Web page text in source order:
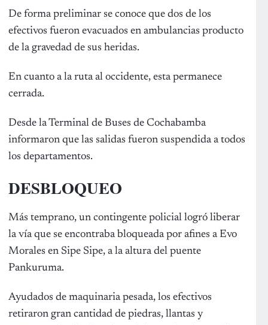
De forma preliminar se conoce que dos de los
efectivos fueron evacuados en ambulancias producto
de la gravedad de sus heridas.
En cuanto a la ruta al occidente, esta permanece
cerrada.
Desde la Terminal de Buses de Cochabamba
informaron que las salidas fueron suspendida a todos
los departamentos.
DESBLOQUEO
Más temprano, un contingente policial logró liberar
la vía que se encontraba bloqueada por afines a Evo
Morales en Sipe Sipe, a la altura del puente
Pankuruma.
Ayudados de maquinaria pesada, los efectivos
retiraron gran cantidad de piedras, llantas y